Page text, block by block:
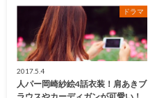
ドラマ
2017.5.4
人パー岡崎紗絵4話衣装！肩あきブ